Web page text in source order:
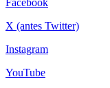
Facebook
X (antes Twitter)
Instagram
YouTube